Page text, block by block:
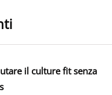
il culture fit senza